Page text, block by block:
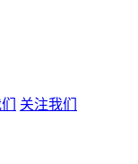
关注我们